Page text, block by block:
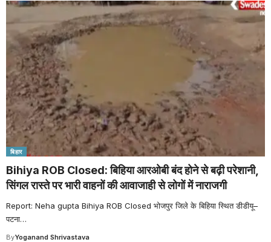
बिहार
Bihiya ROB Closed: बिहिया आरओबी बंद होने से बढ़ी परेशानी,
सिंगल रास्ते पर भारी वाहनों की आवाजाही से लोगों में नाराजगी
Report: Neha gupta Bihiya ROB Closed भोजपुर जिले के बिहिया स्थित डीडीयू–
पटना…
ByYoganand Shrivastava